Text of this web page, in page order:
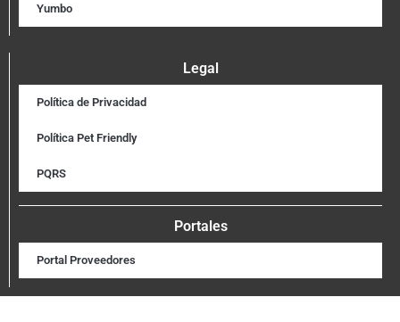
Yumbo
Legal
Política de Privacidad
Política Pet Friendly
PQRS
Portales
Portal Proveedores